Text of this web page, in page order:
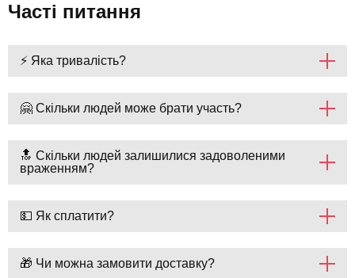
Часті питання
⚡ Яка тривалість?
🤗 Скільки людей може брати участь?
🔝 Скільки людей залишилися задоволеними
враженням?
💵 Як сплатити?
🎁 Чи можна замовити доставку?